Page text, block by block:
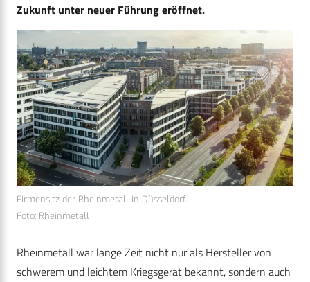
Zukunft unter neuer Führung eröffnet.
Firmensitz der Rheinmetall in Düsseldorf.
Foto: Rheinmetall
Rheinmetall war lange Zeit nicht nur als Hersteller von
schwerem und leichtem Kriegsgerät bekannt, sondern auch